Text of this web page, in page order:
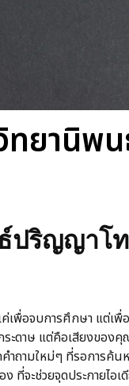
ทยานิพ
ปริญญาโท
เพื่อจบการศึกษา แต่เ
ระดาษ แต่คือเสียงขอ
ามใหม่ๆ ที่รอการค้นห
ที่จะช่วยจุดประกายไอ